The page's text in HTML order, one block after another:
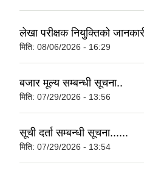
लेखा परीक्षक नियुक्तिको
मिति: 08/06/2026 - 16:29
बजार मूल्य सम्बन्धी सूचना..
मिति: 07/29/2026 - 13:56
सूची दर्ता सम्बन्धी सूचना......
मिति: 07/29/2026 - 13:54